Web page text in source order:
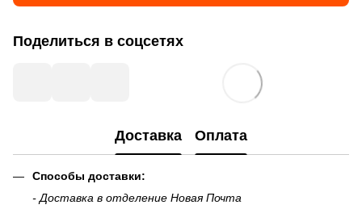
Поделиться в соцсетях
Доставка Оплата
Способы доставки:
- Доставка в отделение Новая Почта